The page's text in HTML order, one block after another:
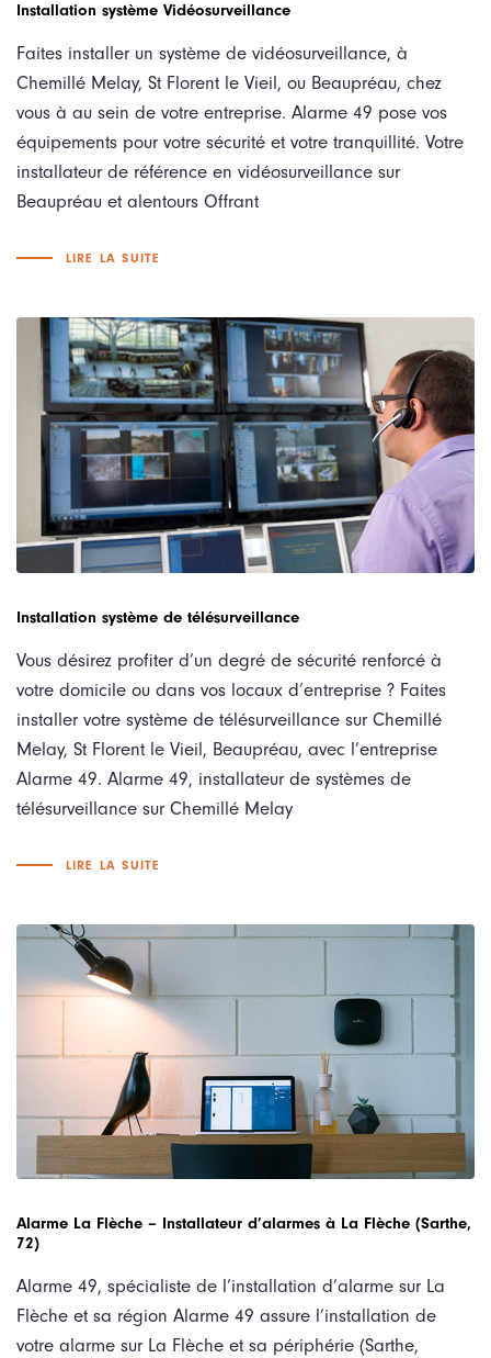
Installation système Vidéosurveillance
Faites installer un système de vidéosurveillance, à
Chemillé Melay, St Florent le Vieil, ou Beaupréau, chez
vous à au sein de votre entreprise. Alarme 49 pose vos
équipements pour votre sécurité et votre tranquillité. Votre
installateur de référence en vidéosurveillance sur
Beaupréau et alentours Offrant
LIRE LA SUITE
Installation système de télésurveillance
Vous désirez profiter d’un degré de sécurité renforcé à
votre domicile ou dans vos locaux d’entreprise ? Faites
installer votre système de télésurveillance sur Chemillé
Melay, St Florent le Vieil, Beaupréau, avec l’entreprise
Alarme 49. Alarme 49, installateur de systèmes de
télésurveillance sur Chemillé Melay
LIRE LA SUITE
Alarme La Flèche – Installateur d’alarmes à La Flèche (Sarthe,
72)
Alarme 49, spécialiste de l’installation d’alarme sur La
Flèche et sa région Alarme 49 assure l’installation de
votre alarme sur La Flèche et sa périphérie (Sarthe,